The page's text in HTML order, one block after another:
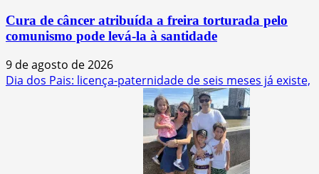
Cura de câncer atribuída a freira torturada pelo
comunismo pode levá-la à santidade
9 de agosto de 2026
Dia dos Pais: licença-paternidade de seis meses já existe,